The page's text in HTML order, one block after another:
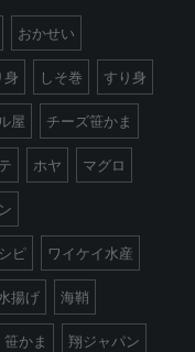
おかせい
身 しそ巻 すり身
屋 チーズ笹かま
ホヤ マグロ
ピ ワイケイ水産
揚げ 海鞘
笹かま 翔ジャパン